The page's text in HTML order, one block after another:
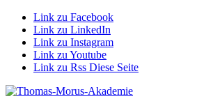
Link zu Facebook
Link zu LinkedIn
Link zu Instagram
Link zu Youtube
Link zu Rss Diese Seite